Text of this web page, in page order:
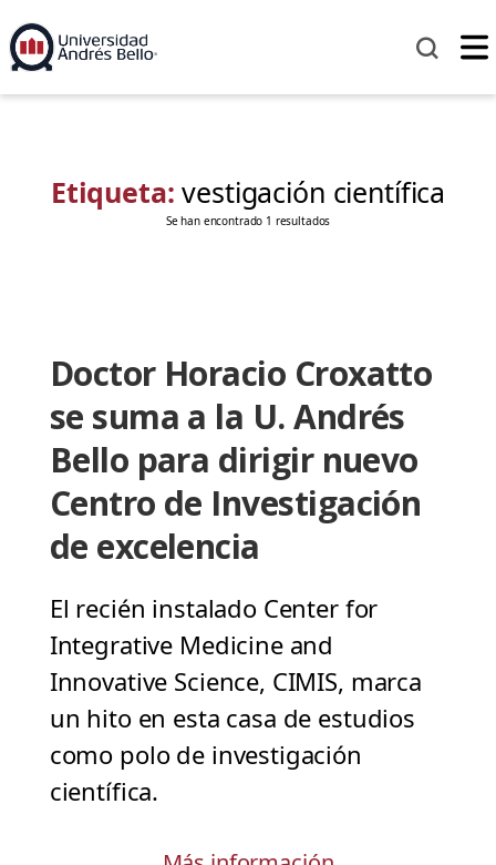
Etiqueta:vestigación científica
Se han encontrado 1 resultados
Doctor Horacio Croxatto
se suma a la U. Andrés
Bello para dirigir nuevo
Centro de Investigación
de excelencia
El recién instalado Center for
Integrative Medicine and
Innovative Science, CIMIS, marca
un hito en esta casa de estudios
como polo de investigación
científica.